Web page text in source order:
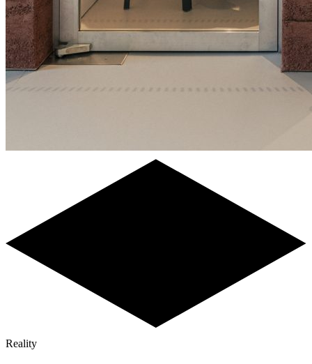
Reality